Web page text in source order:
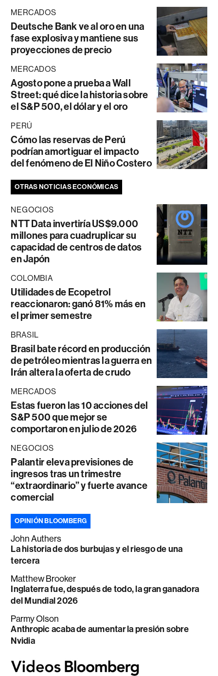
MERCADOS
Deutsche Bank ve al oro en una
fase explosiva y mantiene sus
proyecciones de precio
MERCADOS
Agosto pone a prueba a Wall
Street: qué dice la historia sobre
el S&P 500, el dólar y el oro
PERÚ
Cómo las reservas de Perú
podrían amortiguar el impacto
del fenómeno de El Niño Costero
OTRAS NOTICIAS ECONÓMICAS
NEGOCIOS
NTT Data invertiría US$9.000
millones para cuadruplicar su
capacidad de centros de datos
en Japón
COLOMBIA
Utilidades de Ecopetrol
reaccionaron: ganó 81% más en
el primer semestre
BRASIL
Brasil bate récord en producción
de petróleo mientras la guerra en
Irán altera la oferta de crudo
MERCADOS
Estas fueron las 10 acciones del
S&P 500 que mejor se
comportaron en julio de 2026
NEGOCIOS
Palantir eleva previsiones de
ingresos tras un trimestre
“extraordinario” y fuerte avance
comercial
OPINIÓN BLOOMBERG
John Authers
La historia de dos burbujas y el riesgo de una
tercera
Matthew Brooker
Inglaterra fue, después de todo, la gran ganadora
del Mundial 2026
Parmy Olson
Anthropic acaba de aumentar la presión sobre
Nvidia